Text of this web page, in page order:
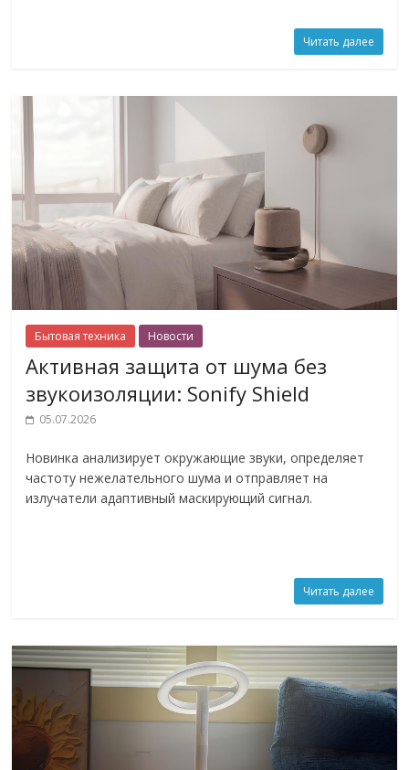
Читать далее
Бытовая техника Новости
Активная защита от шума без
звукоизоляции: Sonify Shield
05.07.2026
Новинка анализирует окружающие звуки, определяет
частоту нежелательного шума и отправляет на
излучатели адаптивный маскирующий сигнал.
Читать далее